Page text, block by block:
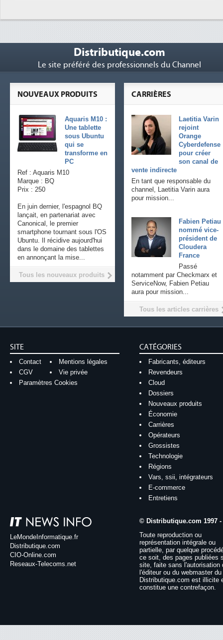
Distributique.com
Le site préféré des professionnels du Channel
CARRIÈRES
Laetitia Varin
rejoint
Orange
Cyberdefense
pour créer
son canal de
vente indirecte
En tant que responsable du
channel, Laetitia Varin aura
pour mission...
Fabien Petiau
nommé vice-
président de
Cloudera
France
Passé
notamment par Checkmarx et
ServiceNow, Fabien Petiau
aura pour mission...
Tous les articles carrières
NOUVEAUX PRODUITS
Aquaris M10 :
Une tablette
sous Ubuntu
qui se
transforme en
PC
Ref : Aquaris M10
Marque : BQ
Prix : 250
En juin dernier, l'espagnol BQ
lançait, en partenariat avec
Canonical, le premier
smartphone tournant sous l'OS
Ubuntu. Il récidive aujourd'hui
dans le domaine des tablettes
en annonçant la mise...
Tous les nouveaux produits
SITE
Contact
Mentions légales
CGV
Vie privée
Paramètres Cookies
CATÉGORIES
Fabricants, éditeurs
Revendeurs
Cloud
Dossiers
Nouveaux produits
Économie
Carrières
Opérateurs
Grossistes
Technologie
Régions
Vars, ssii, intégrateurs
E-commerce
Entretiens
LeMondeInformatique.fr
Distributique.com
CIO-Online.com
Reseaux-Telecoms.net
© Distributique.com 1997 -
Toute reproduction ou
représentation intégrale ou
partielle, par quelque
ce soit, des pages publiées
site, faite sans l'autorisation
l'éditeur ou du webmaster
Distributique.com est illicite
constitue une contrefaçon.